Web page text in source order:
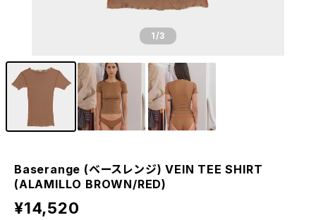
1/3
Baserange (ベースレンジ) VEIN TEE SHIRT
(ALAMILLO BROWN/RED)
¥14,520